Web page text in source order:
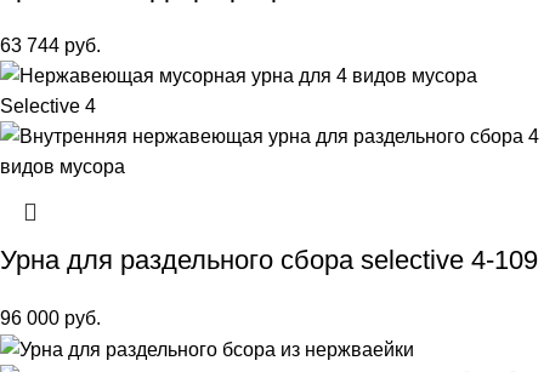
63 744 руб.
Урна для раздельного сбора selective 4-109
96 000 руб.